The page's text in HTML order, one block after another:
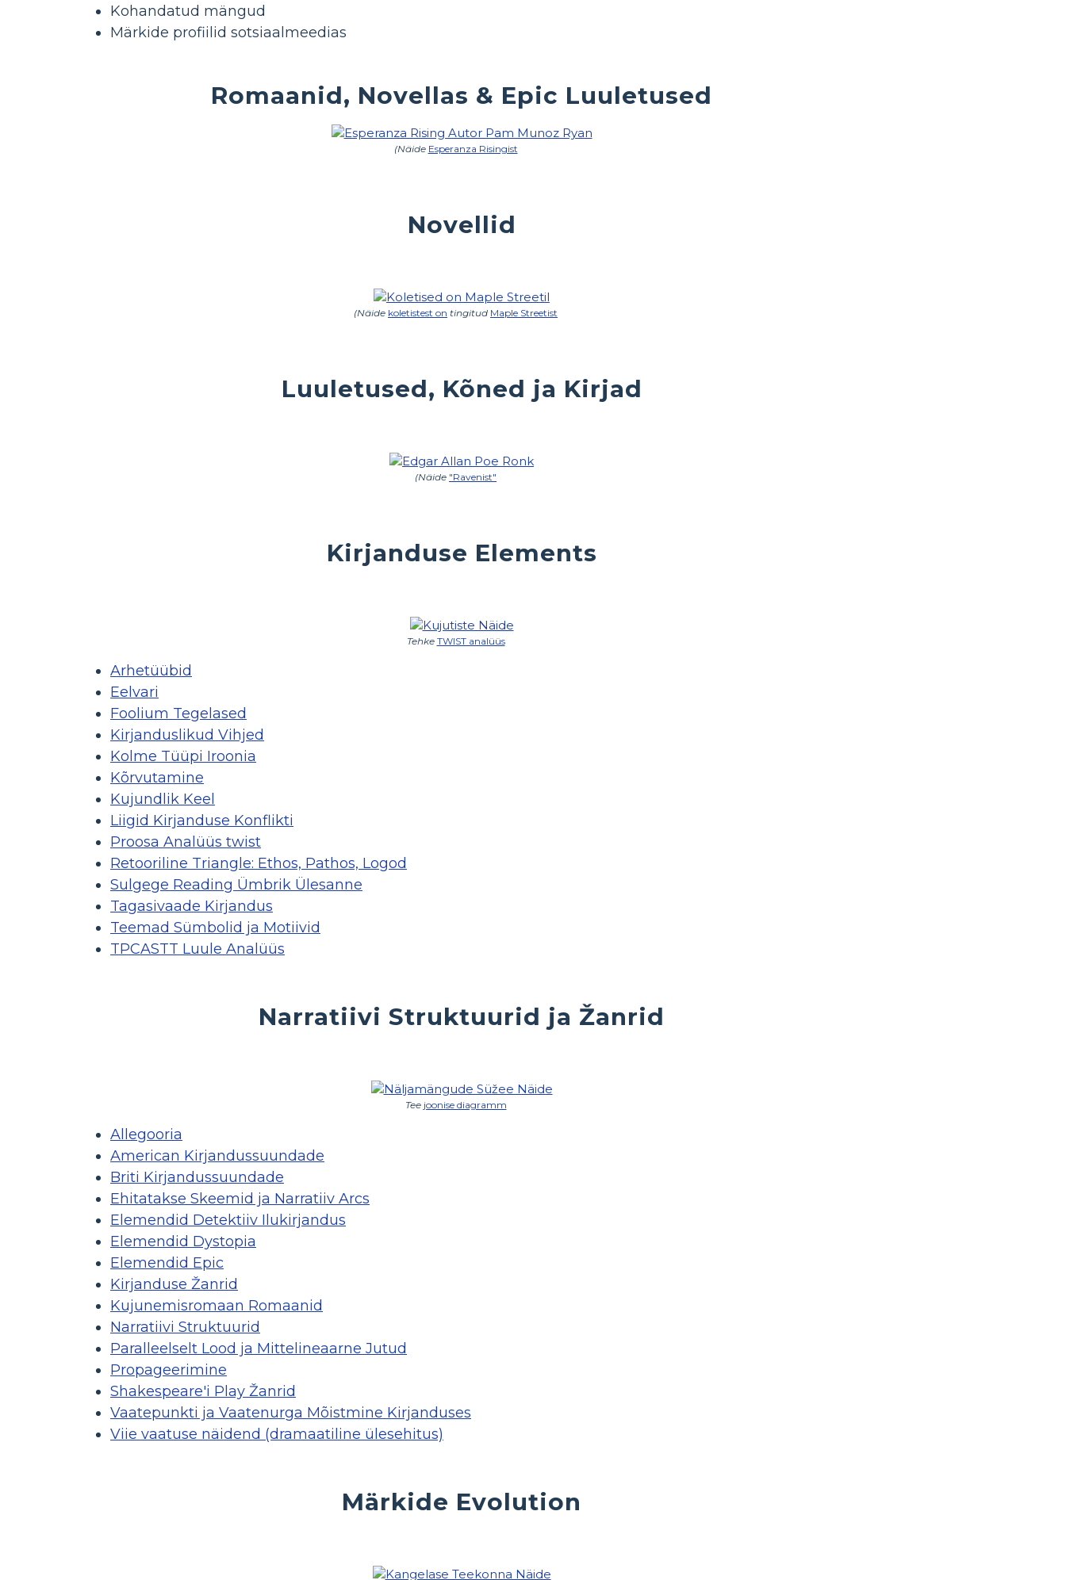
Kohandatud mängud
Märkide profiilid sotsiaalmeedias
Romaanid, Novellas & Epic Luuletused
(Näide Esperanza Risingist
Novellid
(Näide koletistest on tingitud Maple Streetist
Luuletused, Kõned ja Kirjad
(Näide "Ravenist"
Kirjanduse Elements
Tehke TWIST analüüs
Arhetüübid
Eelvari
Foolium Tegelased
Kirjanduslikud Vihjed
Kolme Tüüpi Iroonia
Kõrvutamine
Kujundlik Keel
Liigid Kirjanduse Konflikti
Proosa Analüüs twist
Retooriline Triangle: Ethos, Pathos, Logod
Sulgege Reading Ümbrik Ülesanne
Tagasivaade Kirjandus
Teemad Sümbolid ja Motiivid
TPCASTT Luule Analüüs
Narratiivi Struktuurid ja Žanrid
Tee joonise diagramm
Allegooria
American Kirjandussuundade
Briti Kirjandussuundade
Ehitatakse Skeemid ja Narratiiv Arcs
Elemendid Detektiiv Ilukirjandus
Elemendid Dystopia
Elemendid Epic
Kirjanduse Žanrid
Kujunemisromaan Romaanid
Narratiivi Struktuurid
Paralleelselt Lood ja Mittelineaarne Jutud
Propageerimine
Shakespeare'i Play Žanrid
Vaatepunkti ja Vaatenurga Mõistmine Kirjanduses
Viie vaatuse näidend (dramaatiline ülesehitus)
Märkide Evolution